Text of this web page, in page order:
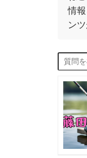
情
ン